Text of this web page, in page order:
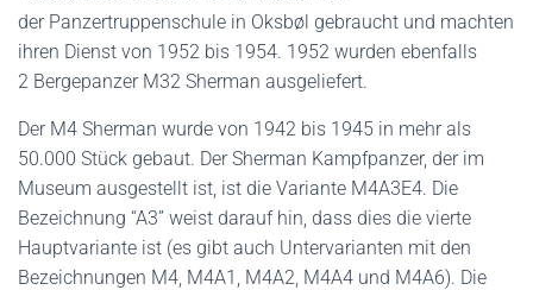
der Panzertruppenschule in Oksbøl gebraucht und machten
ihren Dienst von 1952 bis 1954. 1952 wurden ebenfalls
2 Bergepanzer M32 Sherman ausgeliefert.
Der M4 Sherman wurde von 1942 bis 1945 in mehr als
50.000 Stück gebaut. Der Sherman Kampfpanzer, der im
Museum ausgestellt ist, ist die Variante M4A3E4. Die
Bezeichnung “A3” weist darauf hin, dass dies die vierte
Hauptvariante ist (es gibt auch Untervarianten mit den
Bezeichnungen M4, M4A1, M4A2, M4A4 und M4A6). Die